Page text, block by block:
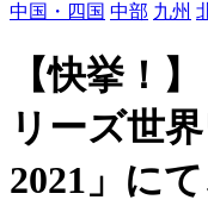
中国・四国 中部 九州
【快挙！
リーズ世
2021」に